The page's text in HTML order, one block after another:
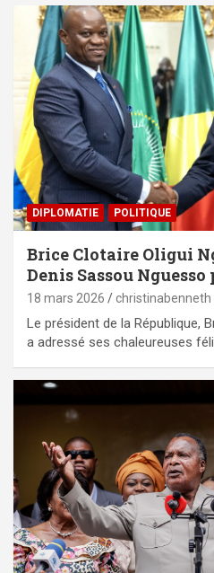
DIPLOMATIE POLITIQUE
Brice Clotaire Oligui
Denis Sassou
18 mars 2026 christinabenneth
Le président de la République,
a adressé ses chaleureuses